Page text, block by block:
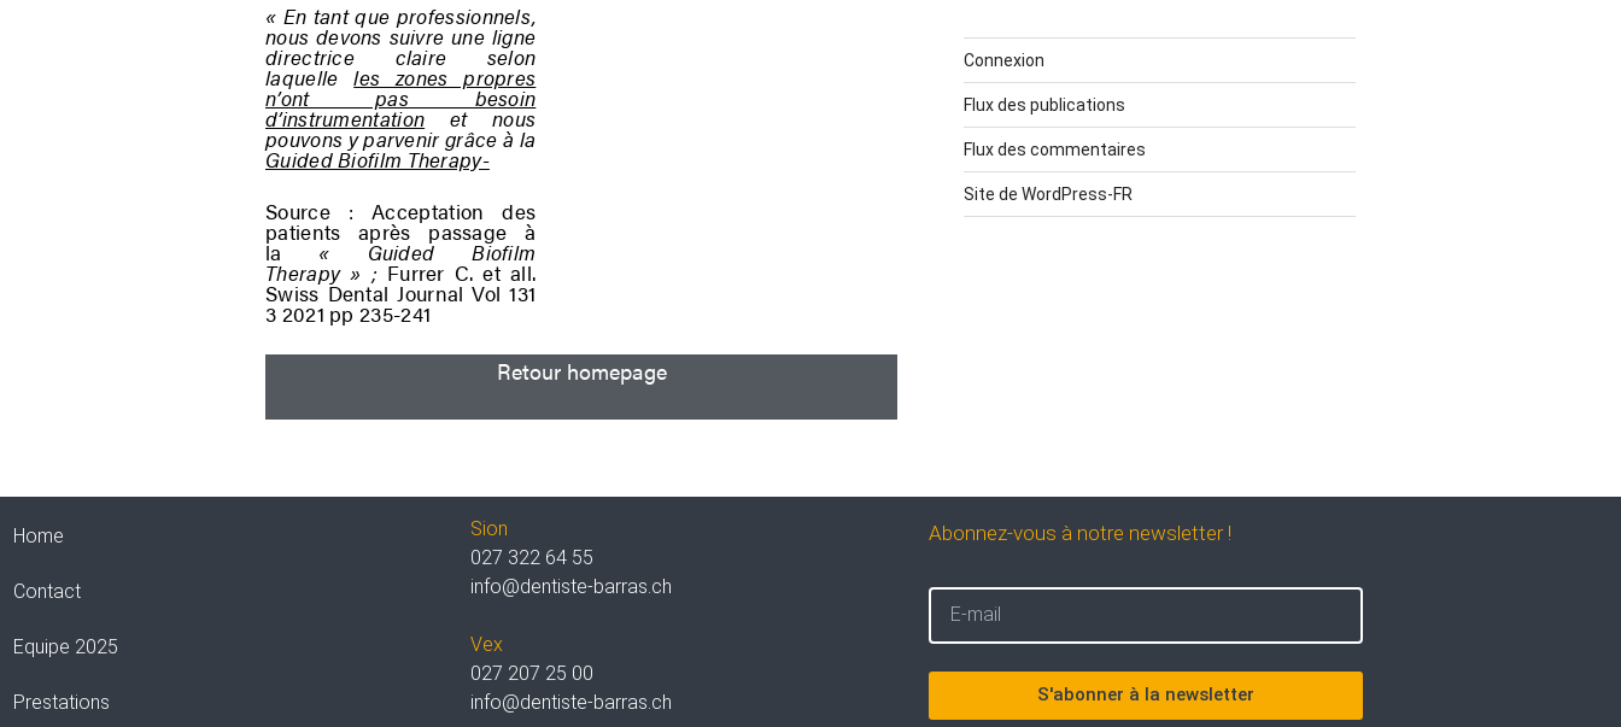
« En tant que professionnels,
nous devons suivre une ligne
directrice claire selon
laquelleles zones propres
n’ont pas besoin
d’instrumentation et nous
pouvons y parvenir grâce à la
Guided Biofilm Therapy-
Source : Acceptation des
patients après passage à
la « Guided Biofilm
Therapy » ; Furrer C. et all.
Swiss Dental Journal Vol 131
3 2021 pp 235-241
Retour homepage
Connexion
Flux des publications
Flux des commentaires
Site de WordPress-FR
Home
Contact
Equipe 2025
Prestations
Sion
027 322 64 55
info@dentiste-barras.ch
Vex
027 207 25 00
info@dentiste-barras.ch
Abonnez-vous à notre newsletter !
S'abonner à la newsletter